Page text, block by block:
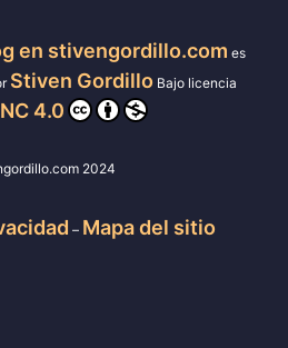
en stivengordillo.com es
Stiven Gordillo Bajo licencia
4.0
2024
– Mapa del sitio